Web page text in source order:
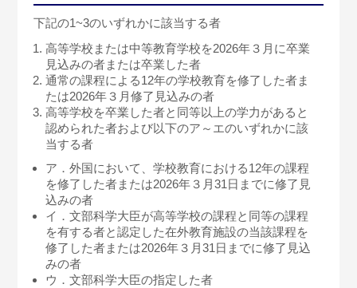
下記の1~3のいずれかに該当する者
高等学校または中等教育学校を2026年３月に卒業
見込みの者または卒業した者
通常の課程による12年の学校教育を修了した者ま
たは2026年３月修了見込みの者
高等学校を卒業した者と同等以上の学力があると
認められた者および以下のア～エのいずれかに該
当する者
ア．外国において、学校教育における12年の課程
を修了した者または2026年３月31日までに修了見
込みの者
イ．文部科学大臣が高等学校の課程と同等の課程
を有する者と認定した在外教育施設の当該課程を
修了した者または2026年３月31日までに修了見込
みの者
ウ．文部科学大臣の指定した者